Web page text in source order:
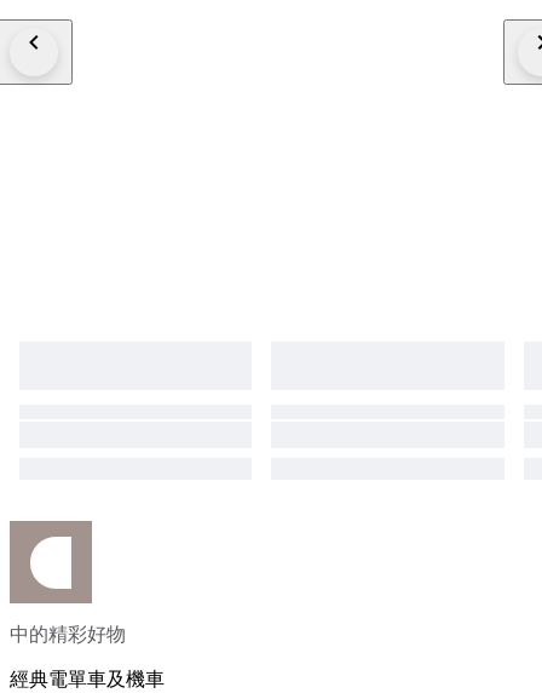
中的精彩好物
經典電單車及機車